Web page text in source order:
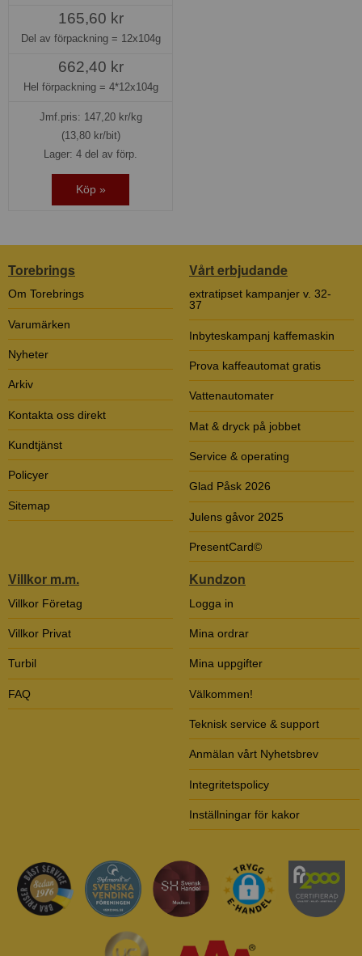
165,60 kr
Del av förpackning = 12x104g
662,40 kr
Hel förpackning = 4*12x104g
Jmf.pris: 147,20kr/kg
(13,80 kr/bit)
Lager: 4 del av förp.
Köp »
Torebrings
Om Torebrings
Varumärken
Nyheter
Arkiv
Kontakta oss direkt
Kundtjänst
Policyer
Sitemap
Vårt erbjudande
extratipset kampanjer v. 32-
37
Inbyteskampanj kaffemaskin
Prova kaffeautomat gratis
Vattenautomater
Mat & dryck på jobbet
Service & operating
Glad Påsk 2026
Julens gåvor 2025
PresentCard©
Villkor m.m.
Villkor Företag
Villkor Privat
Turbil
FAQ
Kundzon
Logga in
Mina ordrar
Mina uppgifter
Välkommen!
Teknisk service & support
Anmälan vårt Nyhetsbrev
Integritetspolicy
Inställningar för kakor